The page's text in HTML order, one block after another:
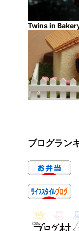
Twins in
ブログラン